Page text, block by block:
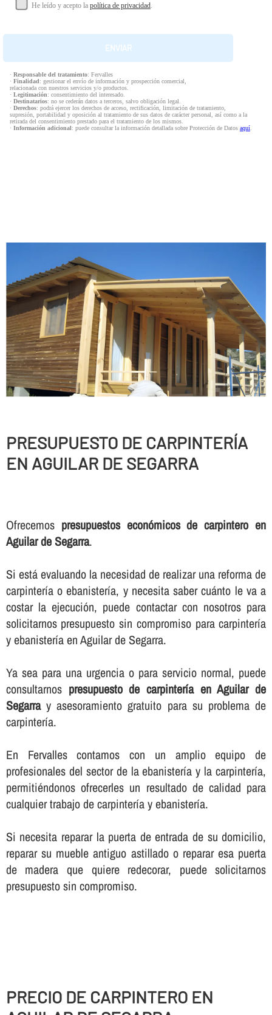
He leído y acepto la política de privacidad.
· Responsable del tratamiento: Fervalles
· Finalidad: gestionar el envío de información y prospección comercial,
relacionada con nuestros servicios y/o productos.
· Legitimación: consentimiento del interesado.
· Destinatarios: no se cederán datos a terceros, salvo obligación legal.
· Derechos: podrá ejercer los derechos de acceso, rectificación, limitación de tratamiento,
supresión, portabilidad y oposición al tratamiento de sus datos de carácter personal, así como a la
retirada del consentimiento prestado para el tratamiento de los mismos.
· Información adicional: puede consultar la información detallada sobre Protección de Datos aquí.
PRESUPUESTO DE CARPINTERÍ­A
EN AGUILAR DE SEGARRA
Ofrecemos presupuestos económicos de carpintero en
Aguilar de Segarra.
Si está evaluando la necesidad de realizar una reforma de
carpinterí­a o ebanisterí­a, y necesita saber cuánto le va a
costar la ejecución, puede contactar con nosotros para
solicitarnos presupuesto sin compromiso para carpinterí­a
y ebanisterí­a en Aguilar de Segarra.
Ya sea para una urgencia o para servicio normal, puede
consultarnos presupuesto de carpinterí­a en Aguilar de
Segarray asesoramiento gratuito para su problema de
carpinterí­a.
En Fervalles contamos con un amplio equipo de
profesionales del sector de la ebanisterí­a y la carpinterí­a,
permitiéndonos ofrecerles un resultado de calidad para
cualquier trabajo de carpinterí­a y ebanisterí­a.
Si necesita reparar la puerta de entrada de su domicilio,
reparar su mueble antiguo astillado o reparar esa puerta
de madera que quiere redecorar, puede solicitarnos
presupuesto sin compromiso.
PRECIO DE CARPINTERO EN